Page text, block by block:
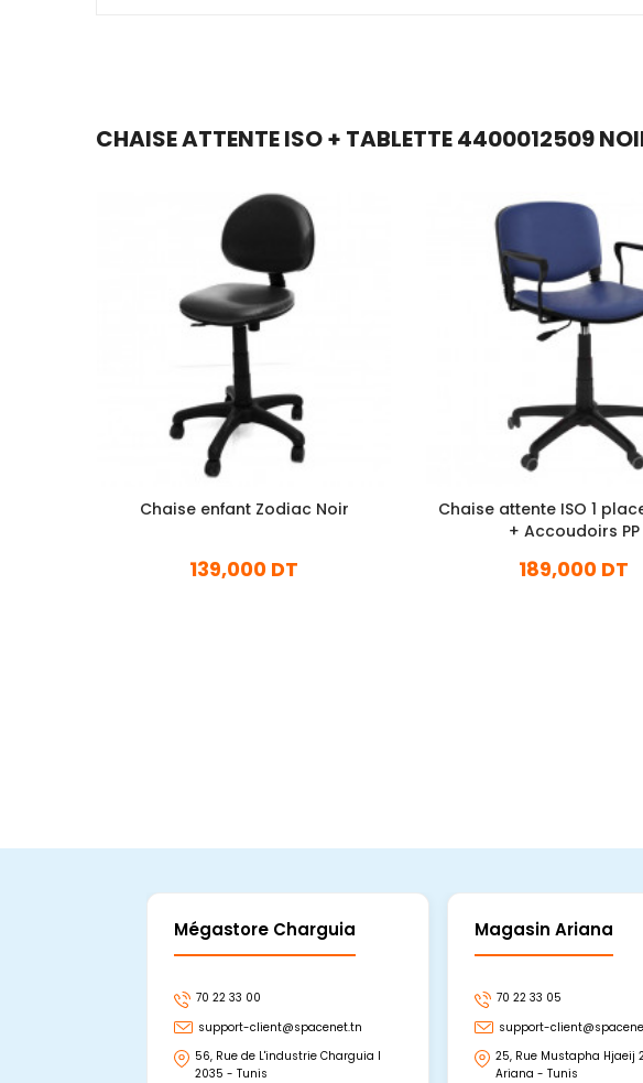
CHAISE ATTENTE ISO + TABLETTE 4400012509
Chaise enfant Zodiac Noir
139,000 DT
Chaise attente ISO 1
+ Accoudoirs PP
189,000 DT
Mégastore Charguia
70 22 33 00
support-client@spacenet.tn
56, Rue de L'industrie Charguia I
2035 - Tunis
Magasin Ariana
70 22 33 05
support-
25, Rue Mustapha Hjaeij
Ariana - Tunis